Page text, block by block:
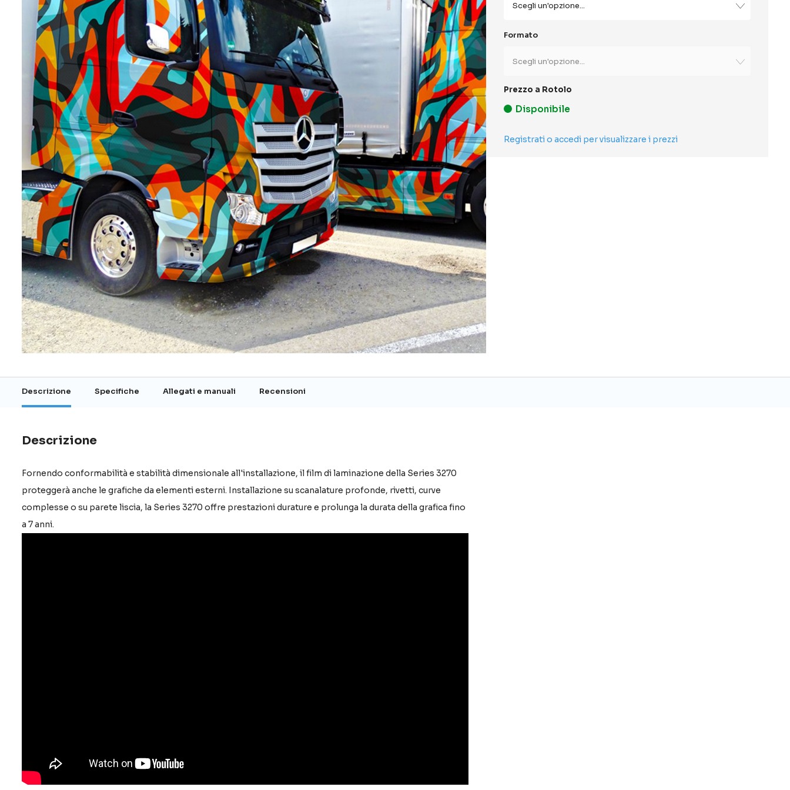
della
galleria
immagini
Prezzo a Rotolo
Disponibile
Formato
Registrati o accedi per visualizzare i prezzi
Descrizione Specifiche Allegati e manuali Recensioni
Descrizione
Fornendo conformabilità e stabilità dimensionale all'installazione, il film di laminazione della Series 3270
proteggerà anche le grafiche da elementi esterni. Installazione su scanalature profonde, rivetti, curve
complesse o su parete liscia, la Series 3270 offre prestazioni durature e prolunga la durata della grafica fino
a 7 anni.